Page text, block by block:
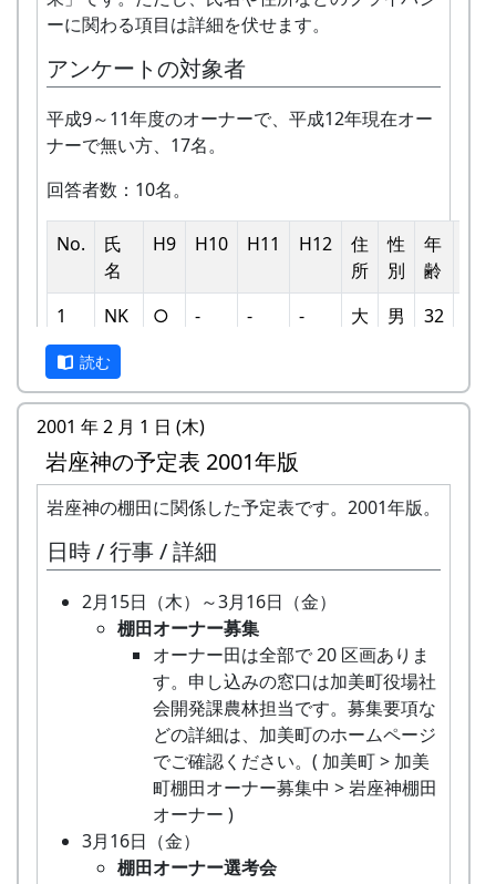
荷
乾燥した蕎麦の実を唐箕（とうみ）
る。
12月19日（日）2004-12-19 棚田オーナー藁
細工教室 ...
★ 藁細工教室 - 注連縄作り
なわ作りに挑戦する。
★ もちつき大会
1月23日（日）2005-01-23 棚田オーナー蕎麦
岩座神で収穫した蕎麦粉を使って、
手打ち蕎麦に挑戦する。
★印は棚田オーナーが主体の行事、○印は村民が
主体の行事、◎印はその他の行事です。○印は村
民の義務としての労働という色合が濃いもので、
棚田オーナーやクラインガルテン住民に参加が要
求されているものではありません。
天候などに左右されて若干の予定変更があるかも
しれません。
岩座神棚田の里づくり委員会
後援
兵庫県、加美町、全国棚田（千枚田）連
絡協議会、神戸新聞社、（株）フジカラ
ーサービス
応募上の注意
応募料は無料です。
写真は未発表の自作品に限ります。
岩座神地区ならば、撮影の場所・年月日は問
いません。カレンダーとして四季の写真を期
待します。
写真の説明をするコメントを加えたい方は、
100字以内にまとめて、応募票に記入してく
応募作品は原則として返却しません。
入賞作品の使用権は主催者（岩座神棚田の里
づくり委員会）に帰属します。
入賞作品はカレンダーの製作に使用します。
そのため、入賞者には作品の原版（ネガまた
はポジ）を提出していただきますので、ご了
承ください。
ュニケーションを取ること。
美しい景観を守るため、美化活動等に積極的
に参加すること。
田植え（手植え）、ヒエ引き、草刈り、刈り
取り（手刈り）、稲木干しなどは自分でやる
こと。
その他
田植え用の苗、肥料などは農家で準備しま
す。
農作業に必要な道具（鎌など）はお貸ししま
す。機械類については農家の物を共同使用し
ます。
米づくりをするために入園できる権利であ
り、土地の貸し借りは存在しません。
作業の日程は、基本的に日曜日です。
日帰りの作業ですが、宿泊を希望される方は
紹介します（町宿泊施設の利用券により、安
く利用できます）。
自分の区画に名札とかかしを立てていただき
ます。
基本的には減農薬で栽培しますが、必要と認
めた場合には、農家の判断で農薬を使用しま
す。ご了承ください。
稲刈りは、適期刈り取りが必要となりますの
で、刈り取り日に参加できないオーナー田は
他のオーナーに刈り取っていただくことにな
米づくりを楽しむだけでなく、岩座神の美し
い景観をみんなで一緒になって守っていくこ
とに積極的にご協力いただきます。
採れたお米の量ではなく、米づくりとイベン
ト参加を楽しみ、農村との交流を深めていた
★ 棚田オーナー草刈り、肥料散布
石垣や畦道の草刈り、肥料の散布。
7月6日（日）2003-07-06 川刈り
○ 川刈り
川や道端の雑草を刈る。
7月27日（日）2003-07-27 棚田オーナー草引
き作業 ...
★ 棚田オーナー草引き作業
水田の中の雑草を引き抜く。
★ あまごつかみ
川に放流されたあまごを手で掴んで
獲る。子供たちのためのアトラクシ
★ 案山子作り
案山子を作って田んぼの畦に立て
る。
◎ 万年草挿し芽
石垣を飾る万年草の苗を育てるため
に、ポットに挿し芽をする。
8月17日（日）2003-08-17 蕎麦種蒔き
○ 蕎麦種蒔き
蕎麦の種を蒔く。
9月17日（日）2003-09-17 宮普請
○ 宮普請
「中山」の間伐。
9月28日（日）2003-09-28 棚田オーナー稲刈
り / 棚田コンサート
★ 棚田オーナー稲刈り
鎌（のこぎり鎌）を使って稲を刈り
取り、稲木に掛けて天日干しにす
る。
己紹介やら、農業改良普及センター
の人による米作り講習会。そして区
画の抽選が行なわれる。
5月19日（日）2002-05-19 棚田オーナー田植
え祭
田植え
6月16日（日）2002-06-16 棚田オーナー草刈
り、肥料散布
草刈り、肥料散布
石垣や畦道の草刈り、肥料の散布。
7月28日（日）2002-07-28 棚田オーナー草引
き作業 ...
草引き作業
あまごつかみ
川に放流されたあまごを手で掴んで
獲る。子供たちのためのアトラクシ
ョン。串に刺して塩焼きにして食す
る。
案山子作り
案山子を作って田んぼの畦に立て
る。
万年草挿し芽
石垣を飾る万年草の苗を育てるため
に、ポットに挿し芽をする。
8月18日（日）2002-08-18 蕎麦種蒔き
蕎麦種蒔き
蕎麦の種を蒔く。
9月29日（日）2002-09-29 棚田オーナー稲刈
棚田オーナー稲刈り
鎌（のこぎり鎌）を使って稲を刈り
ーに関わる項目は詳細を伏せます。
アンケートの対象者
平成9～11年度のオーナーで、平成12年現在オー
ナーで無い方、17名。
回答者数：10名。
No.
氏
名
H9 H10 H11 H12
住
所
性
別
年
齢
1
NK ○ - - -
大
男 32
2 NI ○ ○ 3
3 MY ○ ○ - -
神
市
男 43
4 MK ○ ○ - -
市
○ ○ - -
三
田
市
女 58
○ ○
読む
2001 年 2 月 1 日 (木)
岩座神の予定表 2001年版
岩座神の棚田に関係した予定表です。2001年版。
日時 / 行事 / 詳細
2月15日（木）～3月16日（金）
棚田オーナー募集
オーナー田は全部で 20 区画ありま
す。申し込みの窓口は加美町役場社
会開発課農林担当です。募集要項な
どの詳細は、加美町のホームページ
でご確認ください。( 加美町 > 加美
町棚田オーナー募集中 > 岩座神棚田
オーナー )
3月16日（金）
棚田オーナー選考会